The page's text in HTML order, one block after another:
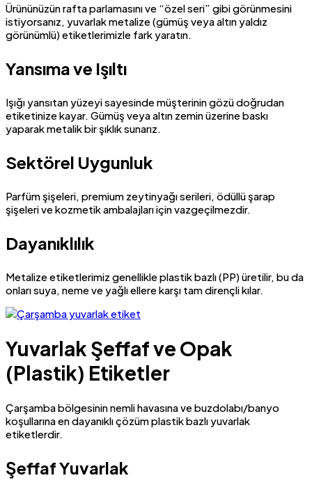
Ürününüzün rafta parlamasını ve “özel seri” gibi görünmesini
istiyorsanız, yuvarlak metalize (gümüş veya altın yaldız
görünümlü) etiketlerimizle fark yaratın.
Yansıma ve Işıltı
Işığı yansıtan yüzeyi sayesinde müşterinin gözü doğrudan
etiketinize kayar. Gümüş veya altın zemin üzerine baskı
yaparak metalik bir şıklık sunarız.
Sektörel Uygunluk
Parfüm şişeleri, premium zeytinyağı serileri, ödüllü şarap
şişeleri ve kozmetik ambalajları için vazgeçilmezdir.
Dayanıklılık
Metalize etiketlerimiz genellikle plastik bazlı (PP) üretilir, bu da
onları suya, neme ve yağlı ellere karşı tam dirençli kılar.
Yuvarlak Şeffaf ve Opak
(Plastik) Etiketler
Çarşamba bölgesinin nemli havasına ve buzdolabı/banyo
koşullarına en dayanıklı çözüm plastik bazlı yuvarlak
etiketlerdir.
Şeffaf Yuvarlak